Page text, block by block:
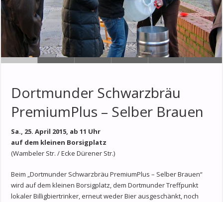
Dortmunder Schwarzbräu
PremiumPlus – Selber Brauen
Sa., 25. April 2015, ab 11 Uhr
auf dem kleinen Borsigplatz
(Wambeler Str. / Ecke Dürener Str.)
Beim „Dortmunder Schwarzbräu PremiumPlus – Selber Brauen“
wird auf dem kleinen Borsigplatz, dem Dortmunder Treffpunkt
lokaler Billigbiertrinker, erneut weder Bier ausgeschänkt, noch